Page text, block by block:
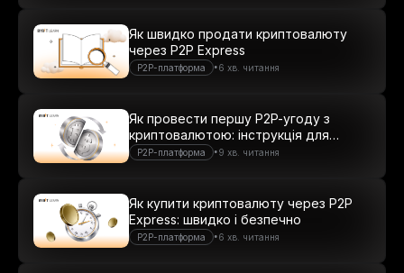
P2P-платформа •6 хв. читання
Як швидко продати криптовалюту
через P2P Express
P2P-платформа •9 хв. читання
Як провести першу P2P-угоду з
криптовалютою: інструкція для
новачків
P2P-платформа •6 хв. читання
Як купити криптовалюту через P2P
Express: швидко і безпечно